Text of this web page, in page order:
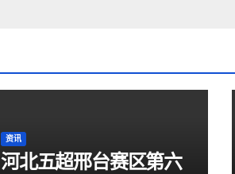
资讯
河北五超邢台赛区第六